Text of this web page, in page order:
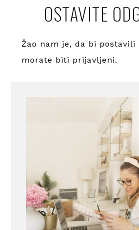
OSTAVITE
Žao nam je, da bi postavili
morate biti prijavljeni.